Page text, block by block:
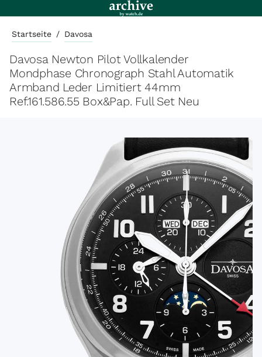
Startseite / Davosa
Davosa Newton Pilot Vollkalender
Mondphase Chronograph Stahl Automatik
Armband Leder Limitiert 44mm
Ref.161.586.55 Box&Pap. Full Set Neu